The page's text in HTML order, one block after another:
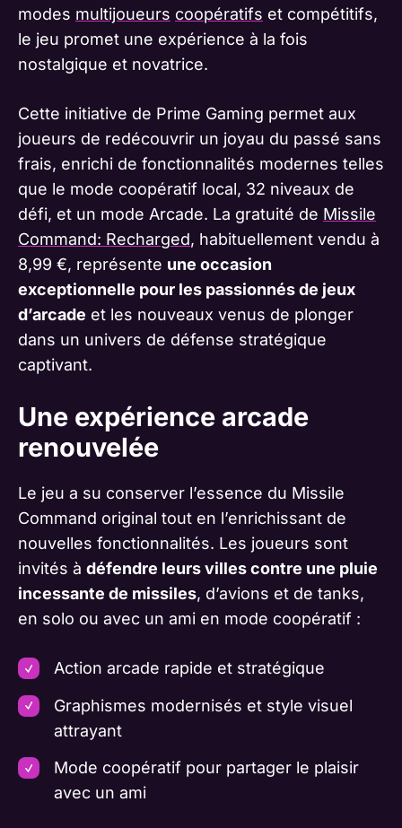
modes multijoueurs coopératifs et compétitifs,
le jeu promet une expérience à la fois
nostalgique et novatrice.
Cette initiative de Prime Gaming permet aux
joueurs de redécouvrir un joyau du passé sans
frais, enrichi de fonctionnalités modernes telles
que le mode coopératif local, 32 niveaux de
défi, et un mode Arcade. La gratuité de Missile
Command: Recharged, habituellement vendu à
8,99 €, représente une occasion
exceptionnelle pour les passionnés de jeux
d’arcade et les nouveaux venus de plonger
dans un univers de défense stratégique
captivant.
Une expérience arcade
renouvelée
Le jeu a su conserver l’essence du Missile
Command original tout en l’enrichissant de
nouvelles fonctionnalités. Les joueurs sont
invités à défendre leurs villes contre une pluie
incessante de missiles, d’avions et de tanks,
en solo ou avec un ami en mode coopératif :
Action arcade rapide et stratégique
Graphismes modernisés et style visuel
attrayant
Mode coopératif pour partager le plaisir
avec un ami